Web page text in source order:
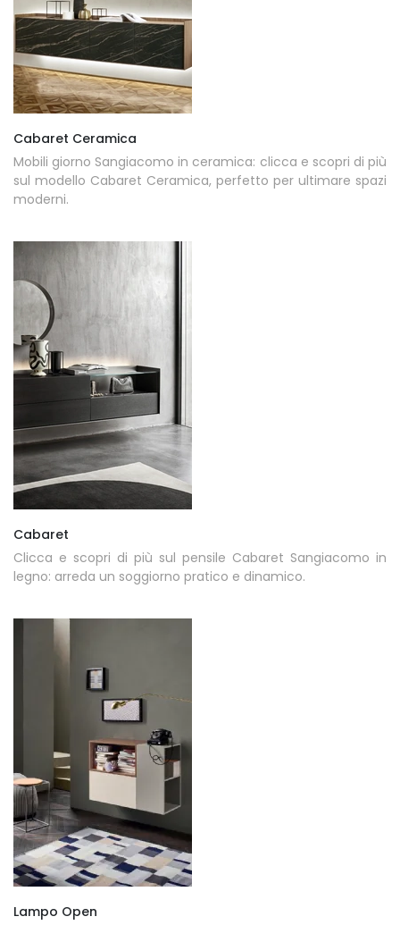
Cabaret Ceramica
Mobili giorno Sangiacomo in ceramica: clicca e scopri di più
sul modello Cabaret Ceramica, perfetto per ultimare spazi
moderni.
Cabaret
Clicca e scopri di più sul pensile Cabaret Sangiacomo in
legno: arreda un soggiorno pratico e dinamico.
Lampo Open